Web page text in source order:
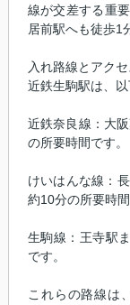
線が交差する重
居前駅へも徒歩1
入れ路線とアクセ
近鉄生駒駅は、
近鉄奈良線：大
の所要時間です。
けいはんな線：
約10分の所要時間
生駒線：王寺駅
です。
これらの路線は